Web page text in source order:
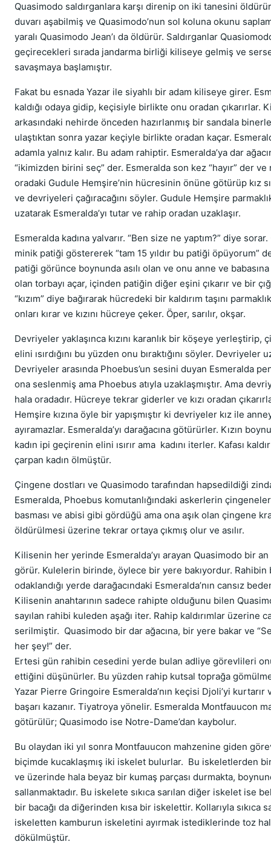
Quasimodo saldırganlara karşı direnip on iki tanesini
duvarı aşabilmiş ve Quasimodo’nun sol koluna okunu
yaralı Quasimodo Jean’ı da öldürür. Saldırganlar
geçirecekleri sırada jandarma birliği kiliseye gelmiş ve
savaşmaya başlamıştır.
Fakat bu esnada Yazar ile siyahlı bir adam kiliseye girer.
kaldığı odaya gidip, keçisiyle birlikte onu oradan çıkarırlar.
arkasındaki nehirde önceden hazırlanmış bir sandala
ulaştıktan sonra yazar keçiyle birlikte oradan kaçar.
adamla yalnız kalır. Bu adam rahiptir. Esmeralda’ya dar
“ikimizden birini seç” der. Esmeralda son kez “hayır” der
oradaki Gudule Hemşire’nin hücresinin önüne götürüp kız
ve devriyeleri çağıracağını söyler. Gudule Hemşire
uzatarak Esmeralda’yı tutar ve rahip oradan uzaklaşır.
Esmeralda kadına yalvarır. “Ben size ne yaptım?” diye
minik patiği göstererek “tam 15 yıldır bu patiği öpüyorum”
patiği görünce boynunda asılı olan ve onu anne ve
olan torbayı açar, içinden patiğin diğer eşini çıkarır ve bir
“kızım” diye bağırarak hücredeki bir kaldırım taşını
onları kırar ve kızını hücreye çeker. Öper, sarılır, okşar.
Devriyeler yaklaşınca kızını karanlık bir köşeye yerleştirip,
elini ısırdığını bu yüzden onu bıraktığını söyler. Devriyeler
Devriyeler arasında Phoebus’un sesini duyan Esmeralda
ona seslenmiş ama Phoebus atıyla uzaklaşmıştır. Ama
hala oradadır. Hücreye tekrar giderler ve kızı oradan
Hemşire kızına öyle bir yapışmıştır ki devriyeler kız ile
ayıramazlar. Esmeralda’yı darağacına götürürler. Kızın
kadın ipi geçirenin elini ısırır ama kadını iterler. Kafası
çarpan kadın ölmüştür.
Çingene dostları ve Quasimodo tarafından hapsedildiği
Esmeralda, Phoebus komutanlığındaki askerlerin
basması ve abisi gibi gördüğü ama ona aşık olan çingene
öldürülmesi üzerine tekrar ortaya çıkmış olur ve asılır.
Kilisenin her yerinde Esmeralda’yı arayan Quasimodo bir
görür. Kulelerin birinde, öylece bir yere bakıyordur. Rahibin
odaklandığı yerde darağacındaki Esmeralda’nın cansız
Kilisenin anahtarının sadece rahipte olduğunu bilen
sayılan rahibi kuleden aşağı iter. Rahip kaldırımlar üzerine
serilmiştir. Quasimodo bir dar ağacına, bir yere bakar ve
her şey!” der.
Ertesi gün rahibin cesedini yerde bulan adliye görevlileri
ettiğini düşünürler. Bu yüzden rahip kutsal toprağa
Yazar Pierre Gringoire Esmeralda’nın keçisi Djoli’yi kurtarır
başarı kazanır. Tiyatroya yönelir. Esmeralda Montfauucon
götürülür; Quasimodo ise Notre-Dame’dan kaybolur.
Bu olaydan iki yıl sonra Montfauucon mahzenine giden
biçimde kucaklaşmış iki iskelet bulurlar. Bu iskeletlerden
ve üzerinde hala beyaz bir kumaş parçası durmakta,
sallanmaktadır. Bu iskelete sıkıca sarılan diğer iskelet ise
bir bacağı da diğerinden kısa bir iskelettir. Kollarıyla sıkıca
iskeletten kamburun iskeletini ayırmak istediklerinde toz
dökülmüştür.